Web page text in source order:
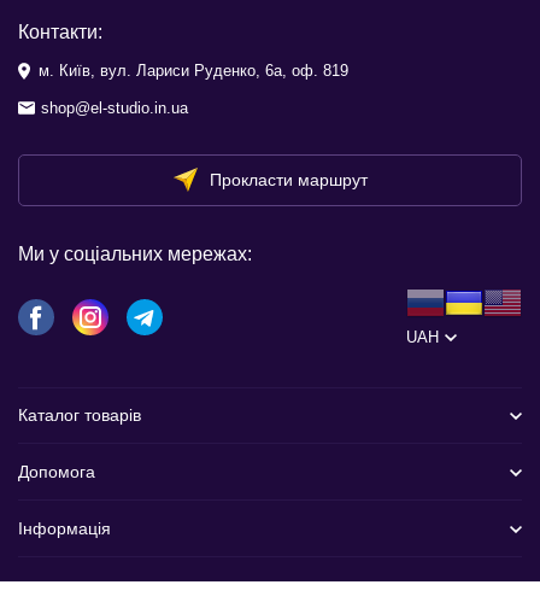
Контакти:
м. Київ, вул. Лариси Руденко, 6а, оф. 819
shop@el-studio.in.ua
Прокласти маршрут
Ми у соціальних мережах:
UAH
Каталог товарів
Допомога
Інформація